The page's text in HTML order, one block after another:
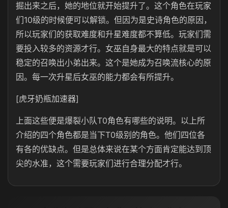
掘出来之后，她的地位就开始提升了。这个角色在玩家
们10级的时候便可以解锁。但因为是史诗角色的原因，
所以玩家们的获取难度和升星难度都不算低。玩家们需
要投入较多的资源才行。女巫自身最大的特点就是可以
稳定的召唤出小弟出来。这个是她成为召唤流核心的原
因。每一次升星后女巫的能力都会有所提升。
[虎牙奶瓶加速器]
上面这些便是爆裂小队T0角色有哪些的说明。以上所
介绍的四个角色都是当下T0级别的角色。他们四位各
有各的优缺点。但是总体来说在某个方面肯定能达到顶
尖的水准，这个需要玩家们进行合理分配才行。